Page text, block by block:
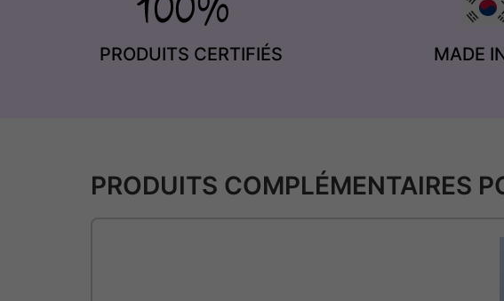
PRODUITS CERTIFIÉS MADE
PRODUITS COMPLÉMENTAIRES